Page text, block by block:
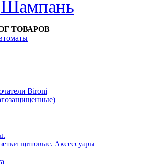
ТОВАРОВ
Bironi
щитовые. Аксессуары